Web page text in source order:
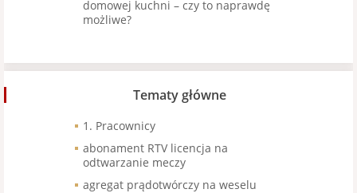
domowej kuchni – czy to naprawdę
możliwe?
Tematy główne
1. Pracownicy
abonament RTV licencja na
odtwarzanie meczy
agregat prądotwórczy na weselu